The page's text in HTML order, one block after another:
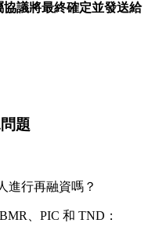
議將最終確定並發送給
題
進行再融資嗎？
、PIC 和 TND：